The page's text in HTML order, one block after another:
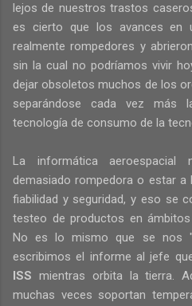
lejos de nuestros trastos
es cierto que los avances en
realmente rompedores y
sin la cual no podríamos vivir
dejar obsoletos muchos de los
separándose cada vez más
tecnología de consumo de la
La informática
demasiado rompedora o estar a
fiabilidad y seguridad, y eso se
testeo de productos en
No es lo mismo que se nos
escribimos el informe al jefe
ISS mientras orbita la tierra.
muchas veces soportan